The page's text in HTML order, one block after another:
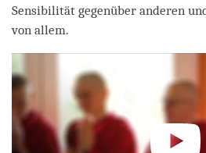
Sensibilität gegenüber anderen
von allem.